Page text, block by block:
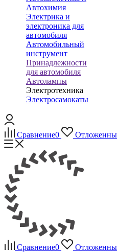
Автохимия
Электрика и
электроника для
автомобиля
Автомобильный
инструмент
Принадлежности
для автомобиля
Автолампы
Электротехника
Электросамокаты
Сравнение0
Сравнение0